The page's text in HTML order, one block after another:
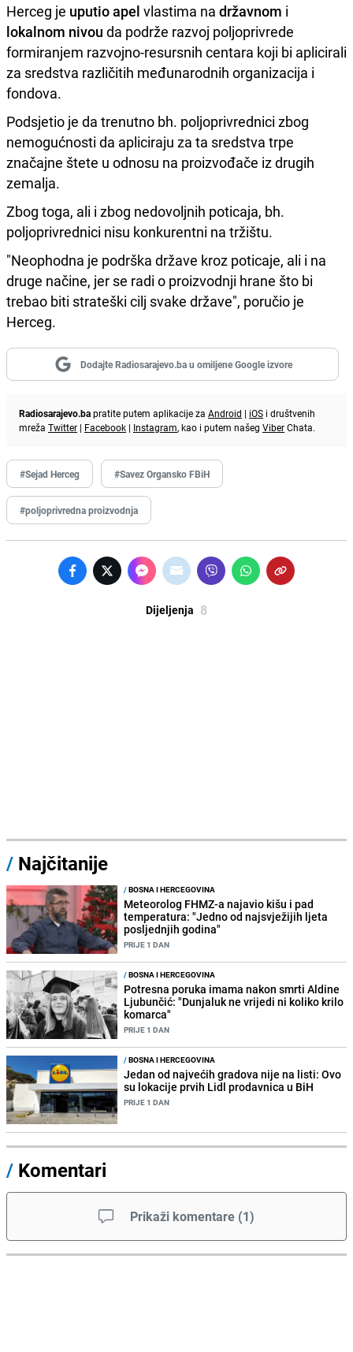
Herceg je uputio apel vlastima na državnom i
lokalnom nivou da podrže razvoj poljoprivrede
formiranjem razvojno-resursnih centara koji bi aplicirali
za sredstva različitih međunarodnih organizacija i
fondova.
Podsjetio je da trenutno bh. poljoprivrednici zbog
nemogućnosti da apliciraju za ta sredstva trpe
značajne štete u odnosu na proizvođače iz drugih
zemalja.
Zbog toga, ali i zbog nedovoljnih poticaja, bh.
poljoprivrednici nisu konkurentni na tržištu.
"Neophodna je podrška države kroz poticaje, ali i na
druge načine, jer se radi o proizvodnji hrane što bi
trebao biti strateški cilj svake države", poručio je
Herceg.
Dodajte Radiosarajevo.ba u omiljene Google izvore
Radiosarajevo.bapratite putem aplikacije za Android | iOS i društvenih
mreža Twitter | Facebook | Instagram, kao i putem našeg ViberChata.
#Sejad Herceg #Savez Organsko FBiH
#poljoprivredna proizvodnja
Dijeljenja 8
/ Najčitanije
/BOSNA I HERCEGOVINA
Meteorolog FHMZ-a najavio kišu i pad
temperatura: "Jedno od najsvježijih ljeta
posljednjih godina"
PRIJE 1 DAN
/BOSNA I HERCEGOVINA
Potresna poruka imama nakon smrti Aldine
Ljubunčić: "Dunjaluk ne vrijedi ni koliko krilo
komarca"
PRIJE 1 DAN
/BOSNA I HERCEGOVINA
Jedan od najvećih gradova nije na listi: Ovo
su lokacije prvih Lidl prodavnica u BiH
PRIJE 1 DAN
/ Komentari
Prikaži komentare (1)